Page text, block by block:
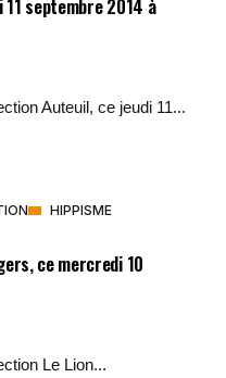
11 septembre 2014 à
Auteuil, ce jeudi 11...
HIPPISME
ce mercredi 10
Le Lion...